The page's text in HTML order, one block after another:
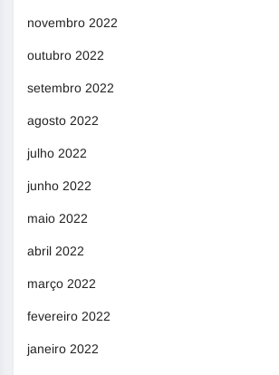
novembro 2022
outubro 2022
setembro 2022
agosto 2022
julho 2022
junho 2022
maio 2022
abril 2022
março 2022
fevereiro 2022
janeiro 2022